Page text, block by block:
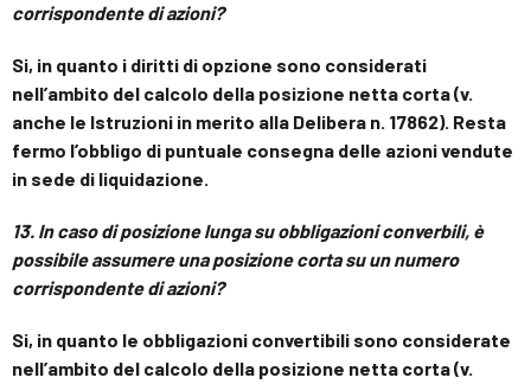
corrispondente di azioni?
Si, in quanto i diritti di opzione sono considerati
nell’ambito del calcolo della posizione netta corta (v.
anche le Istruzioni in merito alla Delibera n. 17862). Resta
fermo l’obbligo di puntuale consegna delle azioni vendute
in sede di liquidazione.
13. In caso di posizione lunga su obbligazioni converbili, è
possibile assumere una posizione corta su un numero
corrispondente di azioni?
Si, in quanto le obbligazioni convertibili sono considerate
nell’ambito del calcolo della posizione netta corta (v.